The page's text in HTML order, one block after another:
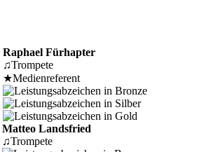
Raphael Fürhapter
♫Trompete
★Medienreferent
Matteo Landsfried
♫Trompete